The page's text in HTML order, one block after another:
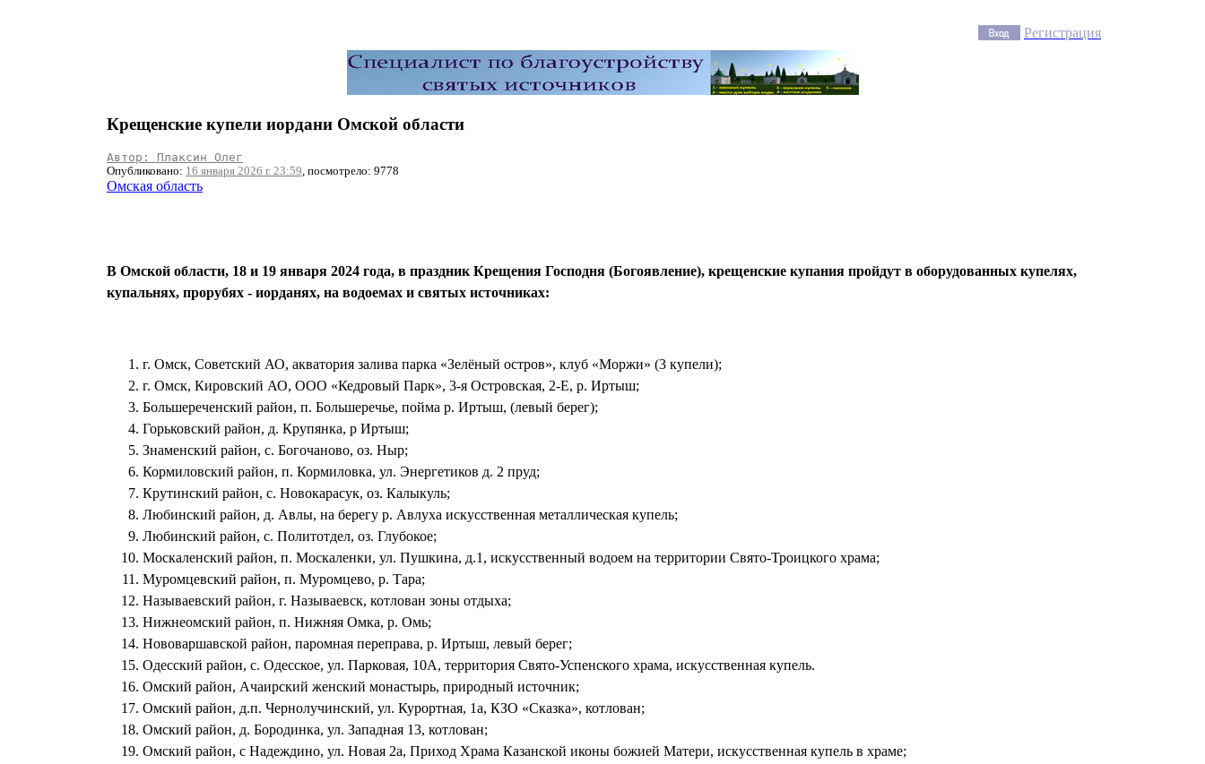
Регистрация
Крещенские купели иордани Омской области
Автор: Плаксин Олег
Опубликовано: 16 января 2026 г. 23:59, посмотрело: 9778
Омская область
В Омской области, 18 и 19 января 2024 года, в праздник Крещения Господня (Богоявление), крещенские купания пройдут в оборудованных купелях,
купальнях, прорубях - иорданях, на водоемах и святых источниках:
г. Омск, Советский АО, акватория залива парка «Зелёный остров», клуб «Моржи» (3 купели);
г. Омск, Кировский АО, ООО «Кедровый Парк», 3-я Островская, 2-Е, р. Иртыш;
Большереченский район, п. Большеречье, пойма р. Иртыш, (левый берег);
Горьковский район, д. Крупянка, р Иртыш;
Знаменский район, с. Богочаново, оз. Ныр;
Кормиловский район, п. Кормиловка, ул. Энергетиков д. 2 пруд;
Крутинский район, с. Новокарасук, оз. Калыкуль;
Любинский район, д. Авлы, на берегу р. Авлуха искусственная металлическая купель;
Любинский район, с. Политотдел, оз. Глубокое;
Москаленский район, п. Москаленки, ул. Пушкина, д.1, искусственный водоем на территории Свято-Троицкого храма;
Муромцевский район, п. Муромцево, р. Тара;
Называевский район, г. Называевск, котлован зоны отдыха;
Нижнеомский район, п. Нижняя Омка, р. Омь;
Нововаршавской район, паромная переправа, р. Иртыш, левый берег;
Одесский район, с. Одесское, ул. Парковая, 10А, территория Свято-Успенского храма, искусственная купель.
Омский район, Ачаирский женский монастырь, природный источник;
Омский район, д.п. Чернолучинский, ул. Курортная, 1а, КЗО «Сказка», котлован;
Омский район, д. Бородинка, ул. Западная 13, котлован;
Омский район, с Надеждино, ул. Новая 2а, Приход Храма Казанской иконы божией Матери, искусственная купель в храме;